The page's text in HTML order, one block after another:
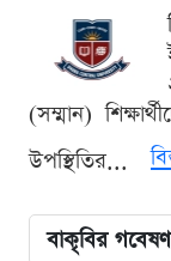
(সম্মান)
উপস্থিতির...
বাকৃবির